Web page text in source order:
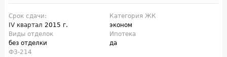
Срок сдачи:
IV квартал 2015 г.
Категория ЖК
эконом
Виды отделок
без отделки
Ипотека
да
ФЗ-214